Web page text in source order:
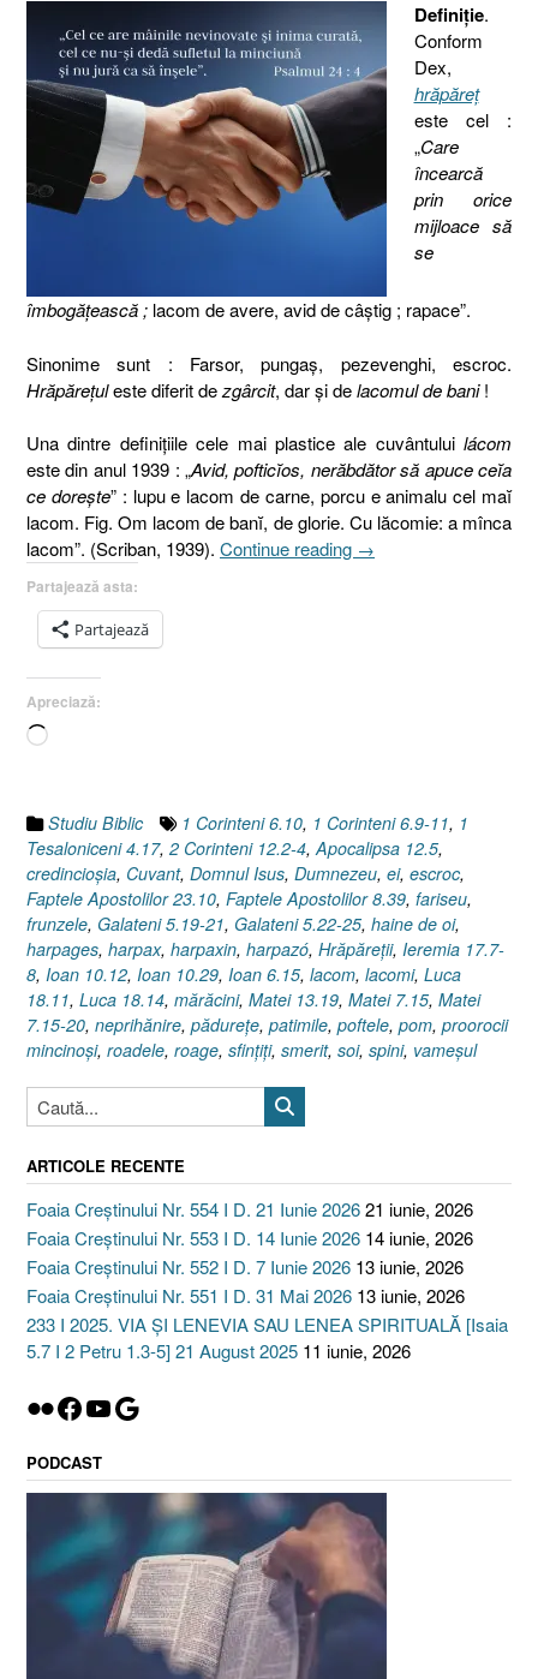
Definiţie.
Conform
Dex,
hrăpăreţ
este cel :
„Care
încearcă
prin orice
mijloace să
se
îmbogățească ; lacom de avere, avid de câștig ; rapace”.
Sinonime sunt : Farsor, pungaş, pezevenghi, escroc.
Hrăpăreţuleste diferit dezgârcit, dar şi delacomul de bani!
Una dintre definiţiile cele mai plastice ale cuvântului lácom
este din anul 1939 : „Avid, pofticĭos, nerăbdător să apuce ceĭa
ce dorește” : lupu e lacom de carne, porcu e animalu cel maĭ
lacom. Fig. Om lacom de banĭ, de glorie. Cu lăcomie: a mînca
lacom”. (Scriban, 1939). Continue reading „Hrăpăreţii,
→
Partajează asta:
Partajează
Apreciază:
Încarc...
Studiu Biblic 1 Corinteni 6.10, 1 Corinteni 6.9-11, 1
Tesaloniceni 4.17, 2 Corinteni 12.2-4,Apocalipsa 12.5,
credincioşia, Cuvant, Domnul Isus, Dumnezeu, ei, escroc,
Faptele Apostolilor 23.10, Faptele Apostolilor 8.39, fariseu,
frunzele, Galateni 5.19-21, Galateni 5.22-25, haine de oi,
harpages, harpax, harpaxin, harpazó, Hrăpăreţii, Ieremia 17.7-
8, Ioan 10.12, Ioan 10.29, Ioan 6.15, lacom, lacomi, Luca
18.11, Luca 18.14, mărăcini, Matei 13.19, Matei 7.15, Matei
7.15-20, neprihănire, pădureţe, patimile, poftele, pom, proorocii
mincinoşi, roadele, roage, sfinţiţi, smerit, soi, spini, vameşul
ARTICOLE RECENTE
Foaia Creștinului Nr. 554 I D. 21 Iunie 202621 iunie, 2026
Foaia Creștinului Nr. 553 I D. 14 Iunie 2026 14 iunie, 2026
Foaia Creștinului Nr. 552 I D. 7 Iunie 2026 13 iunie, 2026
Foaia Creștinului Nr. 551 I D. 31 Mai 2026 13 iunie, 2026
233 I 2025. VIA ȘI LENEVIA SAU LENEA SPIRITUALĂ [Isaia
5.7 I 2 Petru 1.3-5] 21 August 2025 11 iunie, 2026
Flickr
Facebook
YouTube
Google
PODCAST